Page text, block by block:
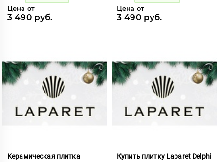
Цена от
3 490 руб.
Цена от
3 490 руб.
Керамическая плитка
Купить плитку Laparet Delphi